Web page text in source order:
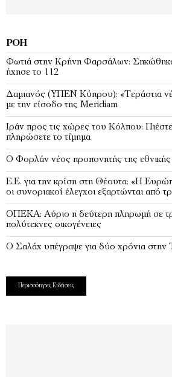
ΡΟΉ
Φωτιά στην Κρήνη Φαρσάλων:
ήχησε το 112
Δαμιανός (ΥΠΕΝ Κύπρου): «Τεράστια
με την είσοδο της Meridiam
Ιράν προς τις χώρες του Κόλπου:
πληρώσετε το τίμημα
Ο Φορλάν νέος προπονητής της
Ε.Ε. για την κρίση στη Θέουτα: «Η
οι συνοριακοί έλεγχοι εξαρτώνται από
ΟΠΕΚΑ: Αύριο η δεύτερη πληρωμή σε
πολύτεκνες οικογένειες
Ο Σαλάχ υπέγραψε για δύο χρόνια
Περισσότερες Ειδήσεις